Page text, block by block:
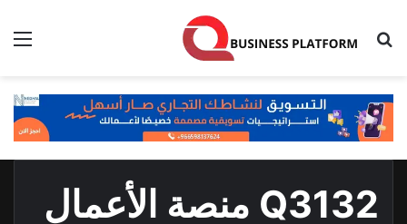
بحث عن
Q3132 منصة الأعمال